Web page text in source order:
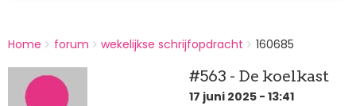
BREADCRUMBS
You
here:
Home forum wekelijkse schrijfopdracht 160685
#563 - De koelkast
17 juni 2025 - 13:41